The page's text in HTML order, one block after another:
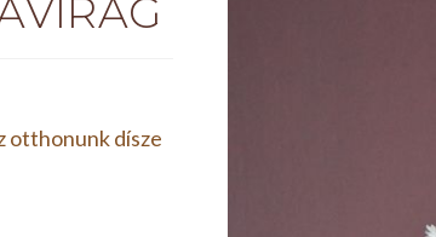
otthonunk dísze